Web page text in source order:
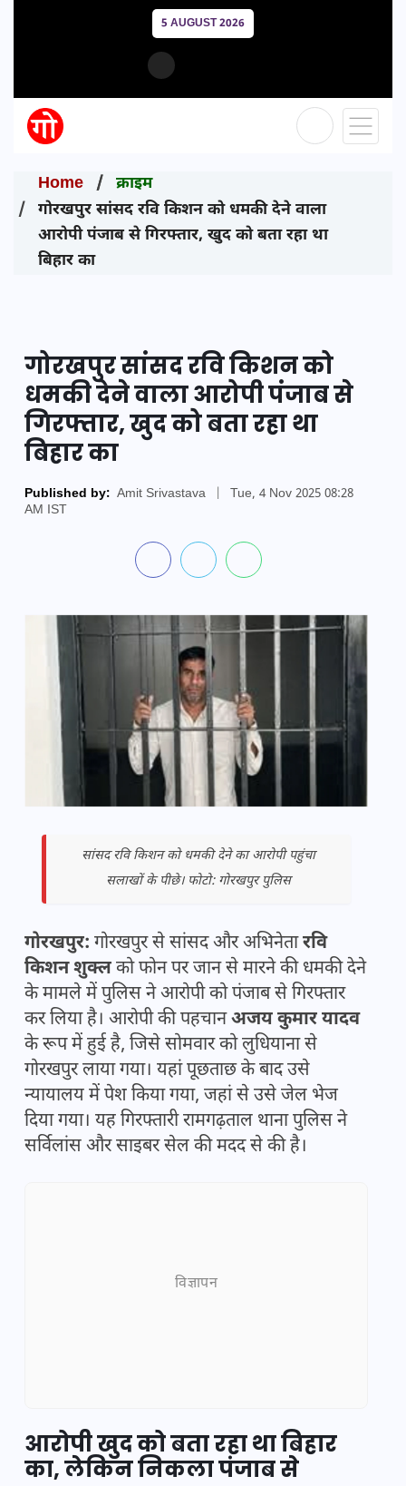
5 AUGUST 2026
Home
क्राइम
गोरखपुर सांसद रवि किशन को धमकी देने वाला
आरोपी पंजाब से गिरफ्तार, खुद को बता रहा था
बिहार का
गोरखपुर सांसद रवि किशन को
धमकी देने वाला आरोपी पंजाब से
गिरफ्तार, खुद को बता रहा था
बिहार का
Published by: Amit Srivastava
Tue, 4 Nov 2025 08:28
AM IST
सांसद रवि किशन को धमकी देने का आरोपी पहुंचा
सलाखों के पीछे। फोटो: गोरखपुर पुलिस
गोरखपुर: गोरखपुर से सांसद और अभिनेतारवि
किशन शुक्लको फोन पर जान से मारने की धमकी देने
के मामले में पुलिस ने आरोपी को पंजाब से गिरफ्तार
कर लिया है। आरोपी की पहचानअजय कुमार यादव
के रूप में हुई है, जिसे सोमवार को लुधियाना से
गोरखपुर लाया गया। यहां पूछताछ के बाद उसे
न्यायालय में पेश किया गया, जहां से उसे जेल भेज
दिया गया। यह गिरफ्तारी रामगढ़ताल थाना पुलिस ने
सर्विलांस और साइबर सेल की मदद से की है।
विज्ञापन
आरोपी खुद को बता रहा था बिहार
का, लेकिन निकला पंजाब से